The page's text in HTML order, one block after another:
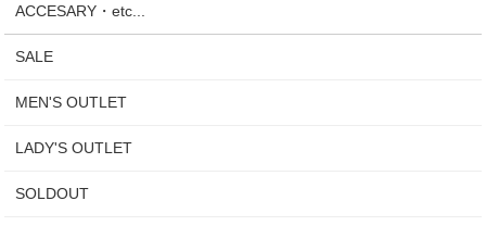
ACCESARY・etc...
SALE
MEN'S OUTLET
LADY'S OUTLET
SOLDOUT